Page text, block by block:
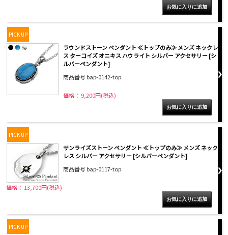
PICK UP
ラウンドストーン ペンダント ≪トップのみ≫ メンズ ネックレ
ス ターコイズ オニキス ハウライト シルバー アクセサリー [シ
ルバーペンダント]
商品番号 bap-0142-top
価格： 9,200円(税込)
PICK UP
サンライズストーン ペンダント ≪トップのみ≫ メンズ ネック
レス シルバー アクセサリー [シルバーペンダント]
商品番号 bap-0117-top
価格： 13,700円(税込)
PICK UP